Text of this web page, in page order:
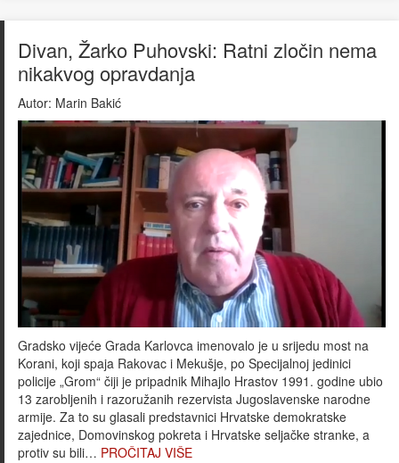
Divan, Žarko Puhovski: Ratni zločin nema
nikakvog opravdanja
Autor: Marin Bakić
Gradsko vijeće Grada Karlovca imenovalo je u srijedu most na
Korani, koji spaja Rakovac i Mekušje, po Specijalnoj jedinici
policije „Grom“ čiji je pripadnik Mihajlo Hrastov 1991. godine ubio
13 zarobljenih i razoružanih rezervista Jugoslavenske narodne
armije. Za to su glasali predstavnici Hrvatske demokratske
zajednice, Domovinskog pokreta i Hrvatske seljačke stranke, a
protiv su bili… PROČITAJ VIŠE